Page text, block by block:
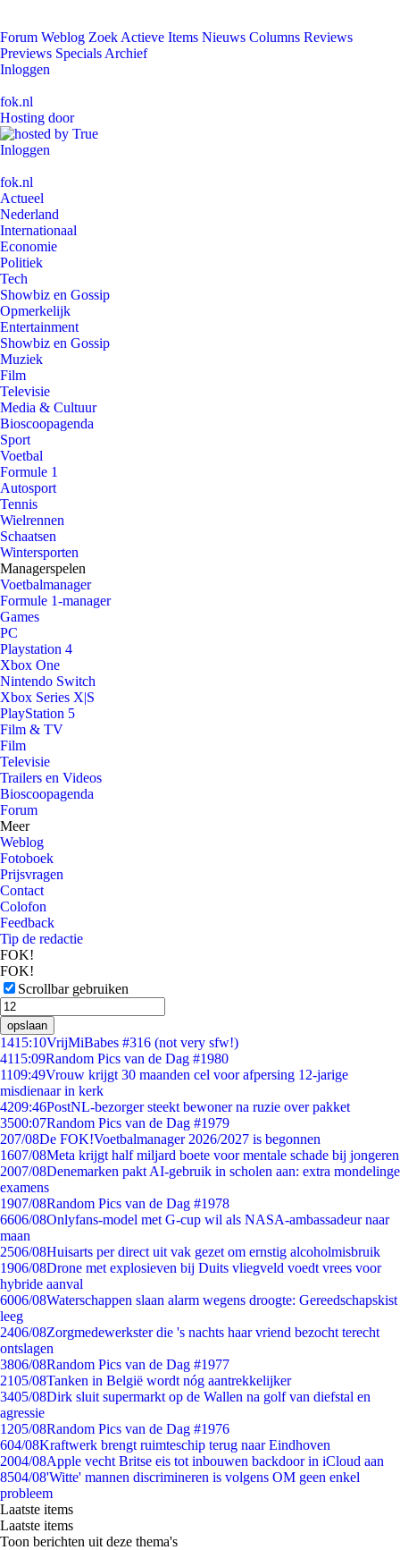
Forum Weblog Zoek Actieve Items Nieuws Columns Reviews
Previews Specials Archief
Inloggen
fok.nl
Hosting door
Inloggen
fok.nl
Actueel
Nederland
Internationaal
Economie
Politiek
Tech
Showbiz en Gossip
Opmerkelijk
Entertainment
Showbiz en Gossip
Muziek
Film
Televisie
Media & Cultuur
Bioscoopagenda
Sport
Voetbal
Formule 1
Autosport
Tennis
Wielrennen
Schaatsen
Wintersporten
Managerspelen
Voetbalmanager
Formule 1-manager
Games
PC
Playstation 4
Xbox One
Nintendo Switch
Xbox Series X|S
PlayStation 5
Film & TV
Film
Televisie
Trailers en Videos
Bioscoopagenda
Forum
Meer
Weblog
Fotoboek
Prijsvragen
Contact
Colofon
Feedback
Tip de redactie
FOK!
FOK!
Scrollbar gebruiken
opslaan
1415:10VrijMiBabes #316 (not very sfw!)
4115:09Random Pics van de Dag #1980
1109:49Vrouw krijgt 30 maanden cel voor afpersing 12-jarige
misdienaar in kerk
4209:46PostNL-bezorger steekt bewoner na ruzie over pakket
3500:07Random Pics van de Dag #1979
207/08De FOK!Voetbalmanager 2026/2027 is begonnen
1607/08Meta krijgt half miljard boete voor mentale schade bij jongeren
2007/08Denemarken pakt AI-gebruik in scholen aan: extra mondelinge
examens
1907/08Random Pics van de Dag #1978
6606/08Onlyfans-model met G-cup wil als NASA-ambassadeur naar
maan
2506/08Huisarts per direct uit vak gezet om ernstig alcoholmisbruik
1906/08Drone met explosieven bij Duits vliegveld voedt vrees voor
hybride aanval
6006/08Waterschappen slaan alarm wegens droogte: Gereedschapskist
leeg
2406/08Zorgmedewerkster die 's nachts haar vriend bezocht terecht
ontslagen
3806/08Random Pics van de Dag #1977
2105/08Tanken in België wordt nóg aantrekkelijker
3405/08Dirk sluit supermarkt op de Wallen na golf van diefstal en
agressie
1205/08Random Pics van de Dag #1976
604/08Kraftwerk brengt ruimteschip terug naar Eindhoven
2004/08Apple vecht Britse eis tot inbouwen backdoor in iCloud aan
8504/08'Witte' mannen discrimineren is volgens OM geen enkel
probleem
Laatste items
Laatste items
Toon berichten uit deze thema's